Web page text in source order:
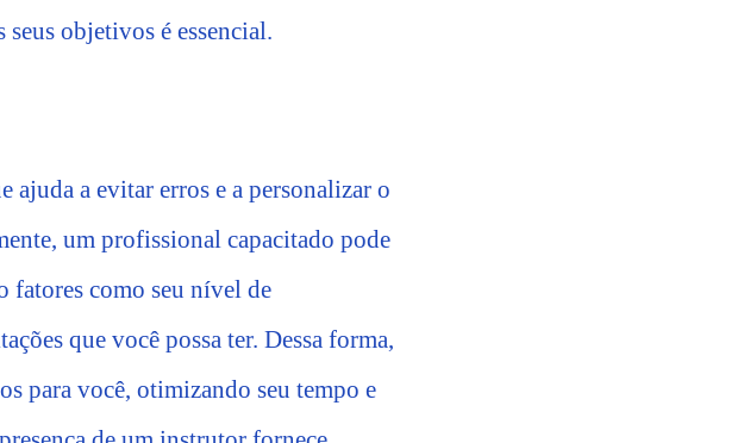
objetivos é essencial.
ajuda a evitar erros e a personalizar o
um profissional capacitado pode
fatores como seu nível de
que você possa ter. Dessa forma,
para você, otimizando seu tempo e